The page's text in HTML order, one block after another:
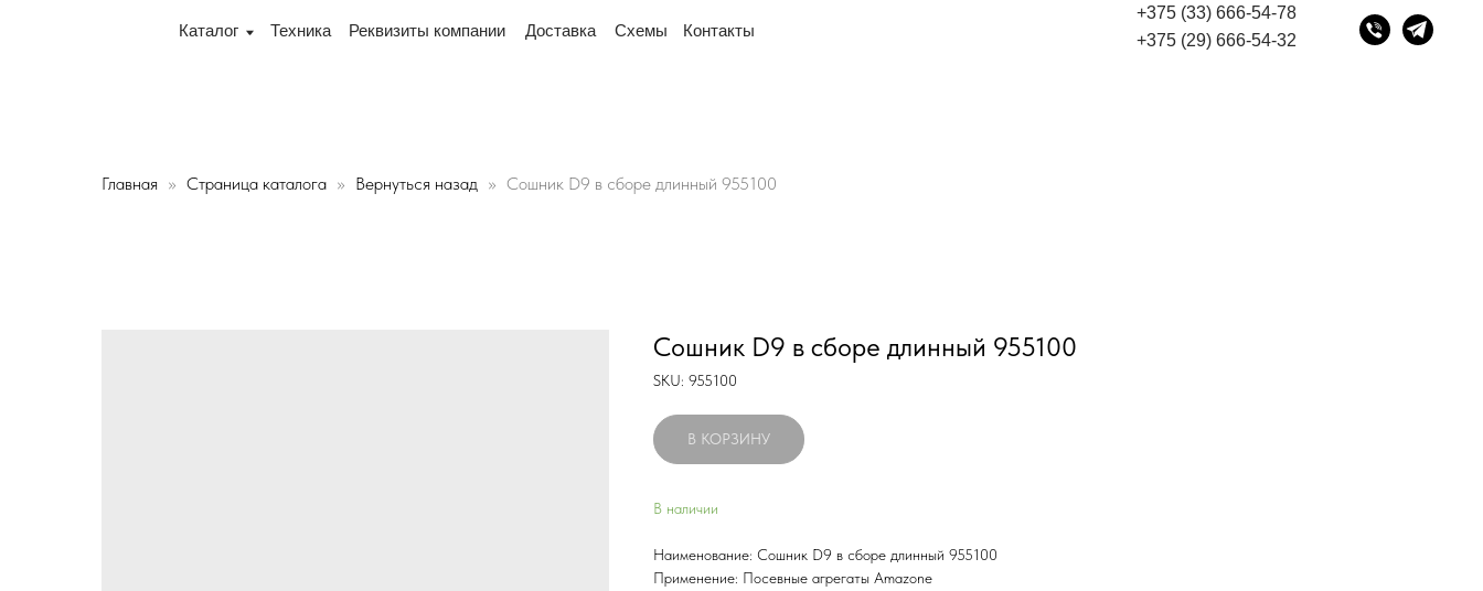
Каталог Техника Реквизиты компании Доставка Схемы Контакты +375 (29) 666-54-32
+375 (33) 666-54-78
Офис и склад теперь по адресу 220075, г. Минск, переулок Промышленный 16, офис № 15 2-й этаж, склад рядом "Мы переехали! Офис и склад теперь по
Главная Страница каталога Вернуться назад Сошник D9 в сборе длинный 955100
Сошник D9 в сборе длинный 955100
SKU: 955100
В КОРЗИНУ
В наличии
Наименование: Сошник D9 в сборе длинный 955100
Применение: Посевные агрегаты Amazone